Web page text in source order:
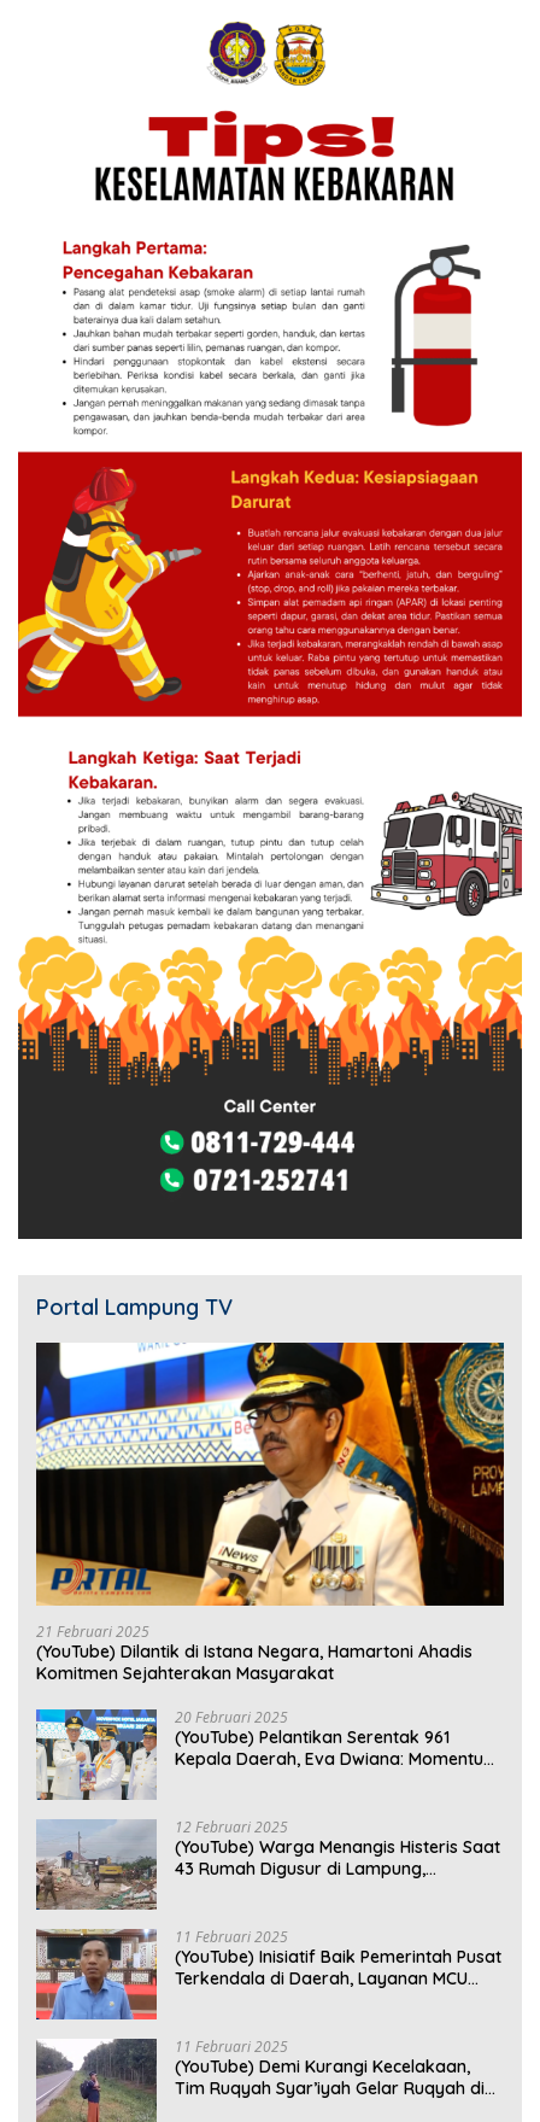
Portal Lampung TV
21 Februari 2025
(YouTube) Dilantik di Istana Negara, Hamartoni Ahadis
Komitmen Sejahterakan Masyarakat
20 Februari 2025
(YouTube) Pelantikan Serentak 961
Kepala Daerah, Eva Dwiana: Momentum
12 Februari 2025
(YouTube) Warga Menangis Histeris Saat
43 Rumah Digusur di Lampung,
11 Februari 2025
(YouTube) Inisiatif Baik Pemerintah Pusat
Terkendala di Daerah, Layanan MCU
11 Februari 2025
(YouTube) Demi Kurangi Kecelakaan,
Tim Ruqyah Syar’iyah Gelar Ruqyah di